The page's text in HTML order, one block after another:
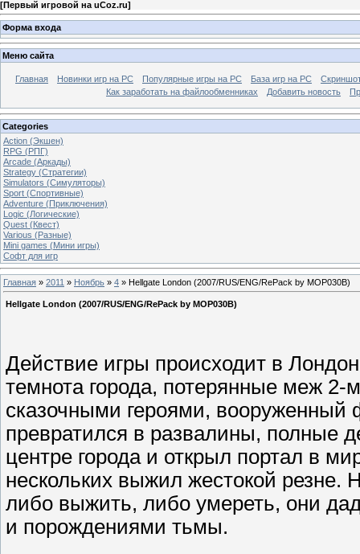
[Первый игровой на uCoz.ru]
Форма входа
Меню сайта
Главная Новинки игр на PC Популярные игры на PC База игр на РС
Как заработать на файлообменниках
Добавить новость
Categories
Action (Экшен)
RPG (РПГ)
Arcade (Аркады)
Strategy (Стратегии)
Simulators (Симуляторы)
Sport (Спортивные)
Adventure (Приключения)
Logic (Логические)
Quest (Квест)
Various (Разные)
Mini games (Мини игры)
Софт для игр
Главная » 2011 » Ноябрь » 4 » Hellgate London (2007/RUS/ENG/RePack by MOP030B)
Hellgate London (2007/RUS/ENG/RePack by MOP030B)
Действие игры происходит в
темнота города, потерянные меж
сказочными героями, вооруженный
превратился в развалины, полные
центре города и открыл портал в
нескольких выжил жестокой резне.
либо выжить, либо умереть, они
и порождениями тьмы.